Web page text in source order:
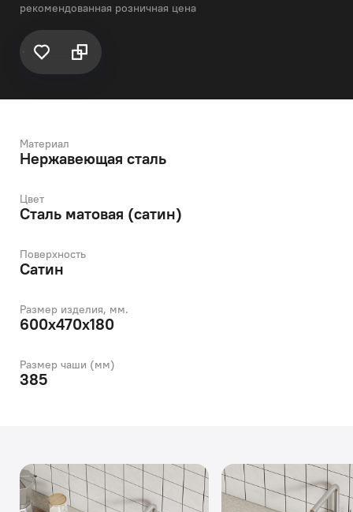
рекомендованная розничная цена
Материал
Нержавеющая сталь
Цвет
Сталь матовая (сатин)
Поверхность
Сатин
Размер изделия, мм.
600х470х180
Размер чаши (мм)
385